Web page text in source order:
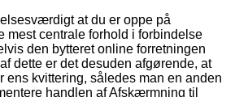
at du er oppe på
mest centrale forhold i forbindelse
den bytteret online forretningen
dette er det desuden afgørende, at
ens kvittering, således man en anden
handlen af Afskærmning til